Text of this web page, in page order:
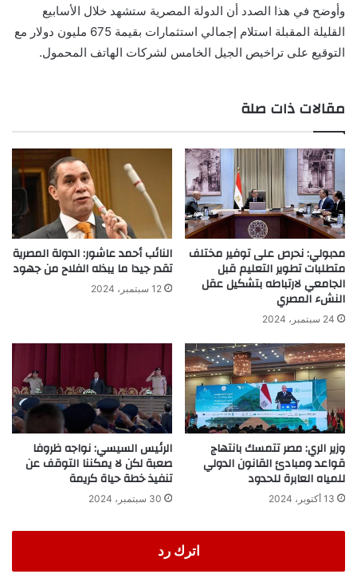
وأوضح في هذا الصدد أن الدولة المصرية ستشهد خلال الأسابيع
القليلة المقبلة استلام إجمالي استثمارات بقيمة 675 مليون دولار مع
التوقيع على تراخيص الجيل الخامس لشركات الهاتف المحمول.
مقالات ذات صلة
مدبولي: نحرص على توفير مختلف
متطلبات تطوير التعليم قبل
الجامعي لارتباطه بتشكيل عقل
النشء المصري
24 سبتمبر، 2024
النائب أحمد عاشور: الدولة المصرية
تقدر جيدا ما يبذله الفلاح من جهود
12 سبتمبر، 2024
وزير الري: مصر تتمسك بانتهاج
قواعد ومبادئ القانون الدولي
للمياه العابرة للحدود
13 أكتوبر، 2024
الرئيس السيسي: نواجه ظروفا
صعبة لكن لا يمكننا التوقف عن
تنفيذ خطة حياة كريمة
30 سبتمبر، 2024
اترك رد